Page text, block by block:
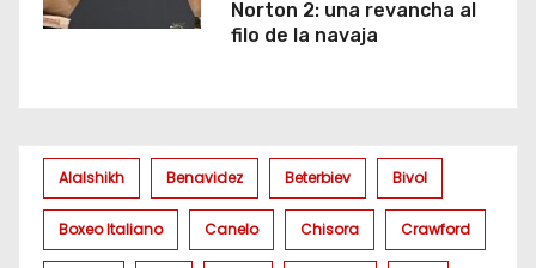
Norton 2: una revancha al
filo de la navaja
Alalshikh Benavidez Beterbiev Bivol
Boxeo Italiano Canelo Chisora Crawford